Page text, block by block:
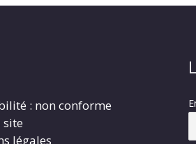
: non conforme
site
légales